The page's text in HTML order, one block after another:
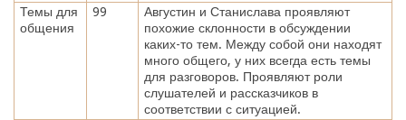
Темы для
общения
99
Августин и Станислава проявляют
похожие склонности в обсуждении
каких-то тем. Между собой они находят
много общего, у них всегда есть темы
для разговоров. Проявляют роли
слушателей и рассказчиков в
соответствии с ситуацией.